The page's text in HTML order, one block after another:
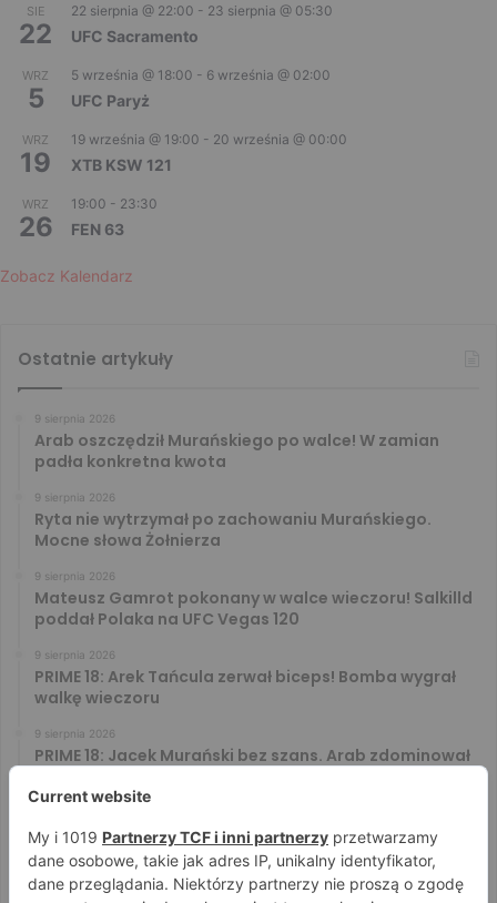
SIE
22
22 sierpnia @ 22:00 - 23 sierpnia @ 05:30
UFC Sacramento
WRZ
5
5 września @ 18:00 - 6 września @ 02:00
UFC Paryż
WRZ
19
19 września @ 19:00 - 20 września @ 00:00
XTB KSW 121
WRZ
26
19:00 - 23:30
FEN 63
Zobacz Kalendarz
Ostatnie artykuły
9 sierpnia 2026
Arab oszczędził Murańskiego po walce! W zamian
padła konkretna kwota
9 sierpnia 2026
Ryta nie wytrzymał po zachowaniu Murańskiego.
Mocne słowa Żołnierza
9 sierpnia 2026
Mateusz Gamrot pokonany w walce wieczoru! Salkilld
poddał Polaka na UFC Vegas 120
9 sierpnia 2026
PRIME 18: Arek Tańcula zerwał biceps! Bomba wygrał
walkę wieczoru
9 sierpnia 2026
PRIME 18: Jacek Murański bez szans. Arab zdominował
PRIME 18: Mariusz Wach rozbity przez 6. rywali. Gypsy
Team zwyciężył w 3. rundzie
8 sierpnia 2026